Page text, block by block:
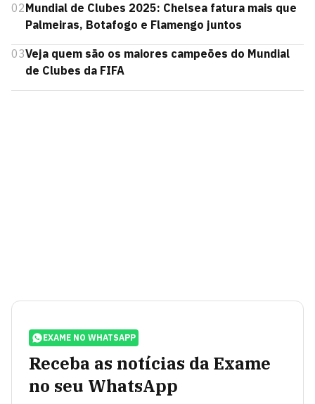
02Mundial de Clubes 2025: Chelsea fatura mais que
Palmeiras, Botafogo e Flamengo juntos
03Veja quem são os maiores campeões do Mundial
de Clubes da FIFA
EXAME NO WHATSAPP
Receba as notícias da Exame
no seu WhatsApp